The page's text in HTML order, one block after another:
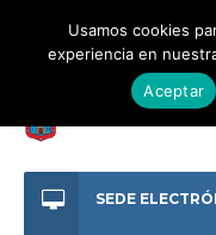
SEDE
Usamos cookies
experiencia en
Aceptar